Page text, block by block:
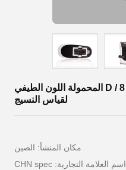
400-700nm الطول الموجي D / 8 المحمولة اللون الطيفي
لقياس النسيج
مكان المنشأ: الصين
اسم العلامة التجارية: CHN spec